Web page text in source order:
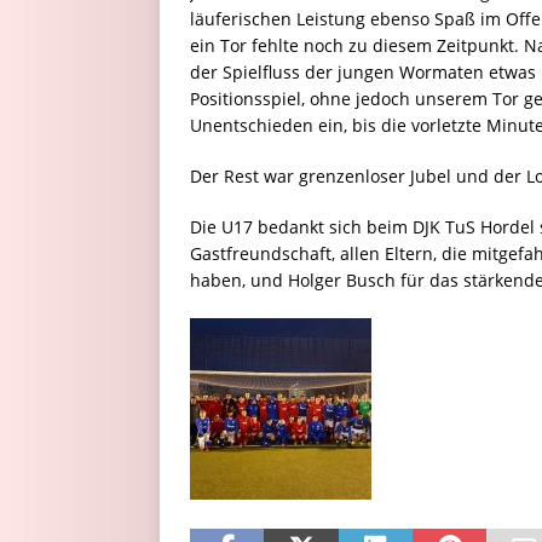
läuferischen Leistung ebenso Spaß im
ein Tor fehlte noch zu diesem Zeitpunkt.
der Spielfluss der jungen Wormaten
Positionsspiel, ohne jedoch unserem Tor
Unentschieden ein, bis die vorletzte
Der Rest war grenzenloser Jubel und der
Die U17 bedankt sich beim DJK TuS
Gastfreundschaft, allen Eltern, die
haben, und Holger Busch für das